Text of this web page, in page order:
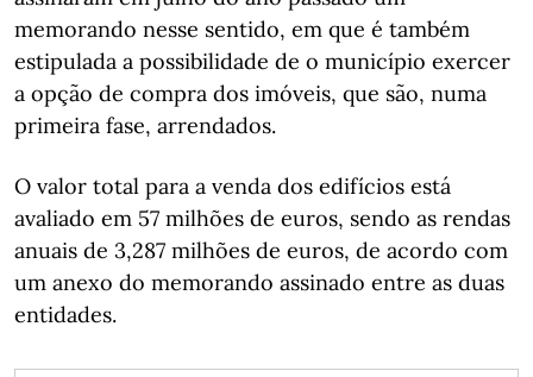
memorando nesse sentido, em que é também
estipulada a possibilidade de o município exercer
a opção de compra dos imóveis, que são, numa
primeira fase, arrendados.
O valor total para a venda dos edifícios está
avaliado em 57 milhões de euros, sendo as rendas
anuais de 3,287 milhões de euros, de acordo com
um anexo do memorando assinado entre as duas
entidades.